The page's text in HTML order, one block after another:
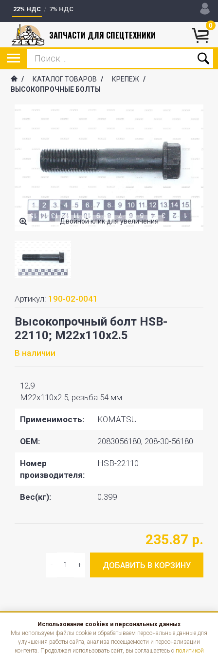
22% НДС 7% НДС
0
ЗАПЧАСТИ ДЛЯ СПЕЦТЕХНИКИ
/ КАТАЛОГ ТОВАРОВ / КРЕПЕЖ /
ВЫСОКОПРОЧНЫЕ БОЛТЫ
Двойной клик для увеличения
Артикул: 190-02-0041
Высокопрочный болт HSB-
22110; M22x110x2.5
В наличии
12,9
M22x110x2.5, резьба 54 мм
Применимость: KOMATSU
OEM: 2083056180, 208-30-56180
Номер
производителя:
HSB-22110
Вес(кг): 0.399
235.87 р.
ДОБАВИТЬ В КОРЗИНУ
КАТАЛОГ
ИНФОРМАЦИЯ
Использование cookies и персональных данных
Мы используем файлы cookie и обрабатываем персональные данные для
улучшения работы сайта, анализа посещаемости и персонализации
контента. Продолжая использовать сайт, вы соглашаетесь с политикой